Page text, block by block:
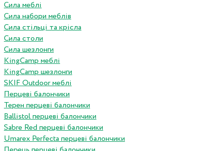
Сила меблі
Сила набори меблів
Сила стільці та крісла
Сила столи
Сила шезлонги
KingCamp меблі
KingCamp шезлонги
SKIF Outdoor меблі
Перцеві балончики
Терен перцеві балончики
Ballistol перцеві балончики
Sabre Red перцеві балончики
Umarex Perfecta перцеві балончики